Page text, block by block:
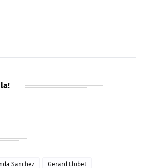
Sanchez Gerard Llobet